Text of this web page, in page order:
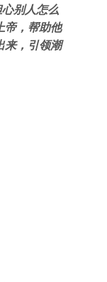
心别人怎么
帝，帮助他
来，引领潮